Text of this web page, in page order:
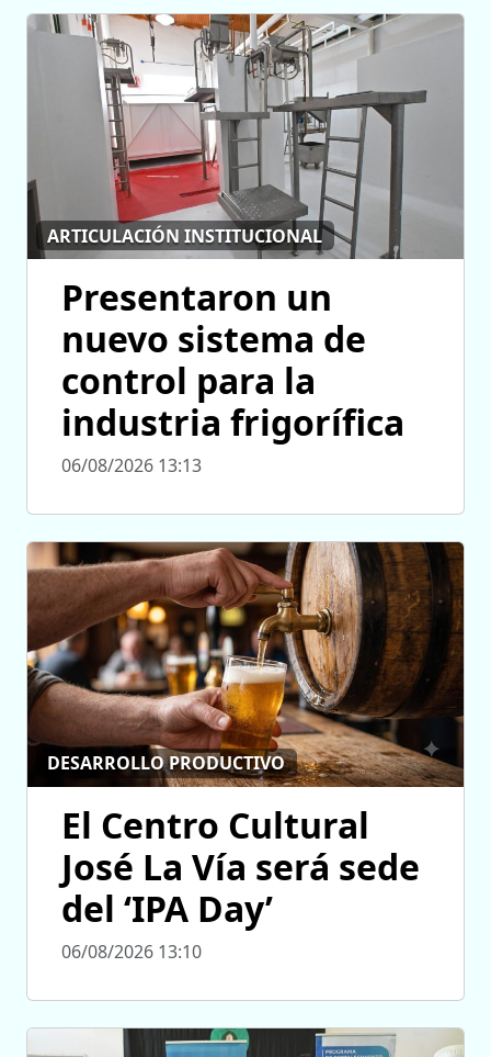
ARTICULACIÓN INSTITUCIONAL
Presentaron un
nuevo sistema de
control para la
industria frigorífica
06/08/2026 13:13
DESARROLLO PRODUCTIVO
El Centro Cultural
José La Vía será sede
del ‘IPA Day’
06/08/2026 13:10